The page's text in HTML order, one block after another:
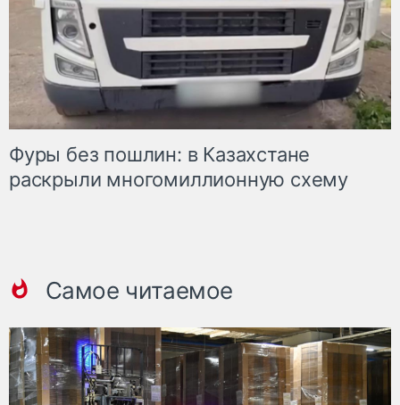
Фуры без пошлин: в Казахстане
раскрыли многомиллионную схему
Самое читаемое